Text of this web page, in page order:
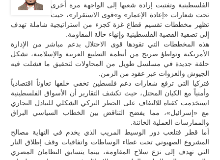
الفلسطينية وتفتيت إرادة شعبها إلى الواجهة مرة أخرى
تحت شعارات «إعادة الإعمار» و»قوى الاستقرار»، حيث
تظهر مخططات تقسيم قطاع غزة كجزء من استراتيجية شاملة تهدف
إلى تصفية القضية الفلسطينية وإنهاء حالة المقاومة.
هذه المخططات التي تقودها قوى الاحتلال بدعم مباشر من الإدارة
الأمريكية وتواطؤ صريح من أنظمة التطبيع العربية والإسلامية، تشكل
حلقة جديدة في مسلسل طويل من المحاولات لتحقيق ما فشلت فيه
الجيوش والغزوات عبر عقود من الزمن.
فتركيا التي ترفع شعارات دعم فلسطين تخفي خلفها تعاوناً اقتصادياً
وأمنياً مع الكيان المحتل، حيث تكشف التقارير أن الأسواق الفلسطينية
استخدمت كقناة للالتفاف على الحظر التركي الشكلي للتبادل التجاري
مع «إسرائيل»، مما يفضح التناقض بين الخطاب السياسي البراق
والممارسات العملية الخائنة.
أما قطر فتلعب دور الوسيط المريب الذي يخدم في النهاية مصالح
المشروع الصهيوني تحت غطاء الوساطات واتفاقيات وقف إطلاق النار
التي تهدف إلى نزع سلاح المقاومة، بينما يتسابق النظامان المصري